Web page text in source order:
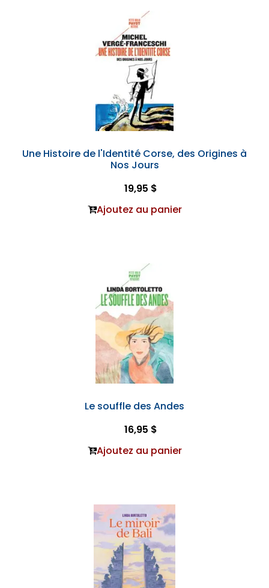
Une Histoire de l'Identité Corse, des Origines à
Nos Jours
19,95 $
Ajoutez au panier
Le souffle des Andes
16,95 $
Ajoutez au panier